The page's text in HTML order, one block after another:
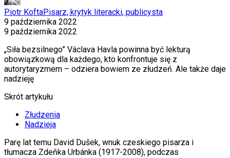
Piotr KoftaPisarz, krytyk literacki, publicysta
9 października 2022
9 października 2022
„Siła bezsilnego” Václava Havla powinna być lekturą
obowiązkową dla każdego, kto konfrontuje się z
autorytaryzmem – odziera bowiem ze złudzeń. Ale także daje
nadzieję
Skrót artykułu
Złudzenia
Nadzieja
Parę lat temu David Dušek, wnuk czeskiego pisarza i
tłumacza Zdeňka Urbánka (1917-2008), podczas